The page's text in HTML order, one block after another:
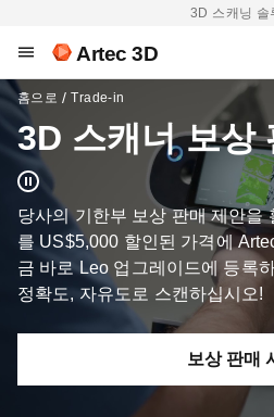
3D 스캐닝 솔
Artec 3D
홈으로 Trade-in
3D 스캐너 보상
당사의 기한부 보상 판매 제안을
를 US$5,000 할인된 가격에
금 바로 Leo 업그레이드에 등록
정확도, 자유도로 스캔하십시오!
보상 판매